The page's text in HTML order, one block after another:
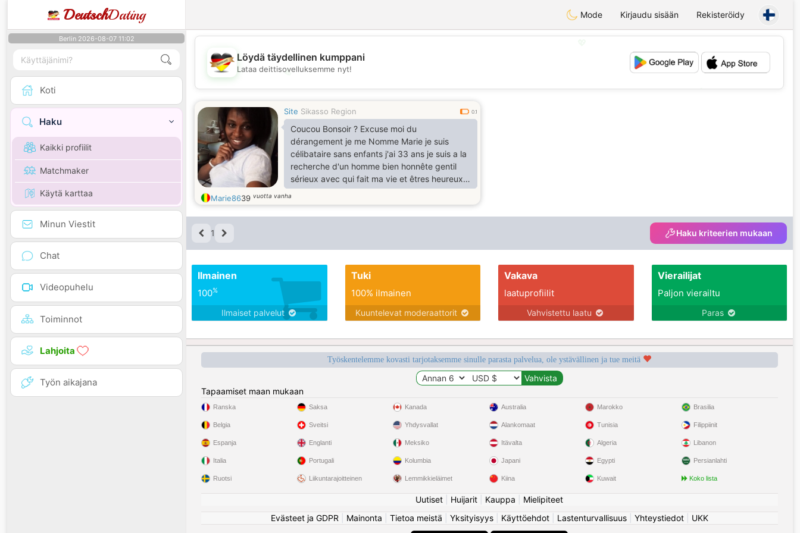
DeutschDating Mode Kirjaudu sisään Rekisteröidy
Berlin 2026-08-07 11:02
Koti
Haku
Kaikki profiilit
Matchmaker
Käytä karttaa
Minun Viestit
Chat
Videopuhelu
Toiminnot
Lahjoita
Työn aikajana
💖
💕
Löydä täydellinen kumppani
Lataa deittisovelluksemme nyt!
Site Sikasso Region 0.1
Coucou Bonsoir ? Excuse moi du
dérangement je me Nomme Marie je suis
célibataire sans enfants j'ai 33 ans je suis a la
recherche d'un homme bien honnête gentil
sérieux avec qui fait ma vie et êtres heureux
ensemble et avoir une relation durable ?
Marie8639 vuotta vanha
1 Haku kriteerien mukaan
Ilmainen
100%
Ilmaiset palvelut
Tuki
100% ilmainen
Kuuntelevat moderaattorit
Vakava
laatuprofiilit
Vahvistettu laatu
Vierailijat
Paljon vierailtu
Paras
Työskentelemme kovasti tarjotaksemme sinulle parasta palvelua, ole ystävällinen ja tue meitä
Tapaamiset maan mukaan
Ranska
Belgia
Espanja
Italia
Ruotsi
Saksa
Sveitsi
Englanti
Portugali
Liikuntarajoitteinen
Kanada
Yhdysvallat
Meksiko
Kolumbia
Lemmikkieläimet
Australia
Alankomaat
Itävalta
Japani
Kiina
Marokko
Tunisia
Algeria
Egypti
Kuwait
Brasilia
Filippiinit
Libanon
Persianlahti
Koko lista
Uutiset Huijarit Kauppa
Mielipiteet
Evästeet ja GDPR
Mainonta Tietoa meistä Yksityisyys| Käyttöehdot| Lastenturvallisuus| Yhteystiedot| UKK